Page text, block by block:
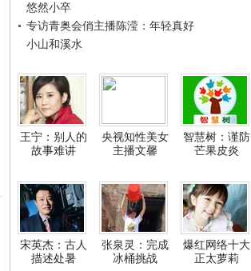
悠然小卒
专访青奥会俏主播陈滢：年轻真好
小山和溪水
王宁：别人的
故事难讲
央视知性美女
主播文馨
智慧树：谨防
芒果皮炎
宋英杰：古人
描述处暑
张泉灵：完成
冰桶挑战
爆红网络十大
正太萝莉